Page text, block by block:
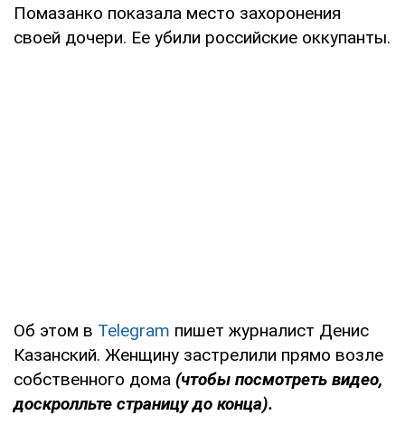
Помазанко показала место захоронения
своей дочери. Ее убили российские оккупанты.
Об этом в Telegram пишет журналист Денис
Казанский. Женщину застрелили прямо возле
собственного дома (чтобы посмотреть видео,
доскролльте страницу до конца).